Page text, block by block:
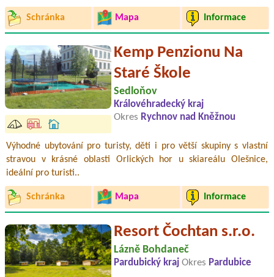
Schránka Mapa Informace
Kemp Penzionu Na
Staré Škole
Sedloňov
Královéhradecký kraj
Okres Rychnov nad Kněžnou
Výhodné ubytování pro turisty, děti i pro větší skupiny s vlastní
stravou v krásné oblasti Orlických hor u skiareálu Olešnice,
ideální pro turisti..
Schránka Mapa Informace
Resort Čochtan s.r.o.
Lázně Bohdaneč
Pardubický kraj Okres Pardubice